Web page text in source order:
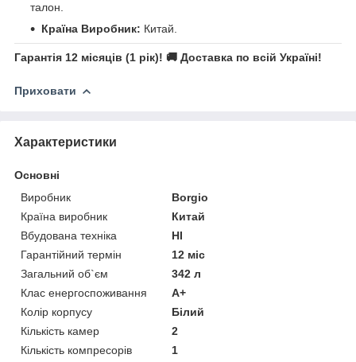
талон.
Країна Виробник: Китай.
Гарантія 12 місяців (1 рік)! 🚚 Доставка по всій Україні!
Приховати
Характеристики
Основні
Виробник
Borgio
Країна виробник
Китай
Вбудована техніка
НІ
Гарантійний термін
12 міс
Загальний об`єм
342 л
Клас енергоспоживання
A+
Колір корпусу
Білий
Кількість камер
2
Кількість компресорів
1